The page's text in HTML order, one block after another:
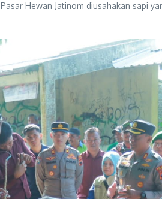
Hewan Jatinom diusahakan sapi